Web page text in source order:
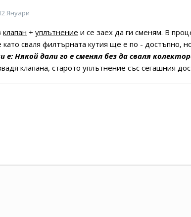
Януари
клапан + уплътнение и се заех да ги сменям. В
като сваля филтърната кутия ще е по - достъпно,
е: Някой дали го е сменял без да сваля
клапана, старото уплътнение със сегашния